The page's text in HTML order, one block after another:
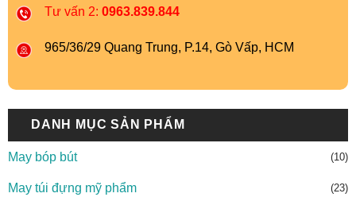
Tư vấn 2: 0963.839.844
965/36/29 Quang Trung, P.14, Gò Vấp, HCM
DANH MỤC SẢN PHẨM
May bóp bút (10)
May túi đựng mỹ phẩm (23)